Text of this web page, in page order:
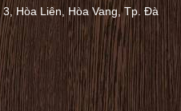
Hòa Liên, Hòa Vang, Tp. Đà